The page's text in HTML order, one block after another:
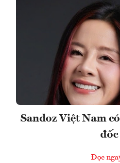
Sandoz Việt Nam
đốc
Đọc